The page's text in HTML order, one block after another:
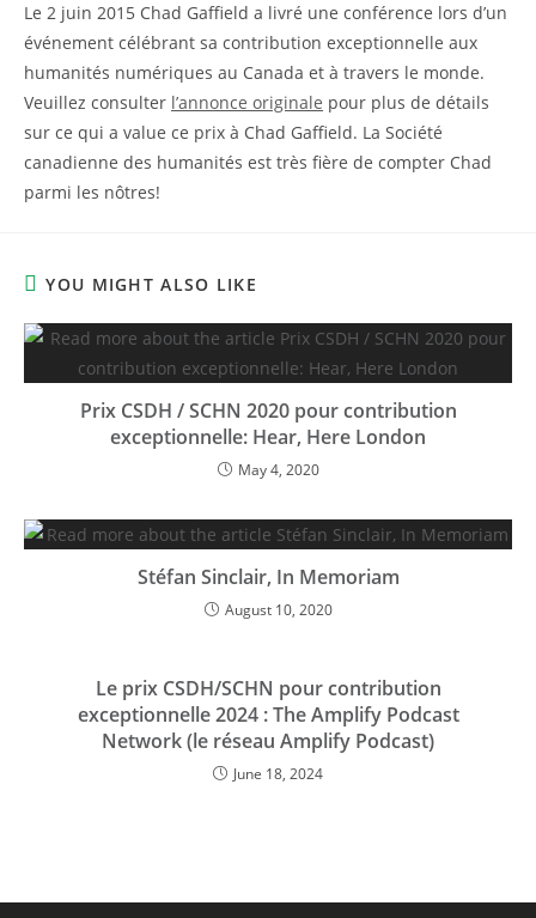
Le 2 juin 2015 Chad Gaffield a livré une conférence lors d’un
événement célébrant sa contribution exceptionnelle aux
humanités numériques au Canada et à travers le monde.
Veuillez consulter l’annonce originale pour plus de détails
sur ce qui a value ce prix à Chad Gaffield. La Société
canadienne des humanités est très fière de compter Chad
parmi les nôtres!
YOU MIGHT ALSO LIKE
Prix ​​CSDH / SCHN 2020 pour contribution
exceptionnelle: Hear, Here London
May 4, 2020
Stéfan Sinclair, In Memoriam
August 10, 2020
Le prix CSDH/SCHN pour contribution
exceptionnelle 2024 : The Amplify Podcast
Network (le réseau Amplify Podcast)
June 18, 2024